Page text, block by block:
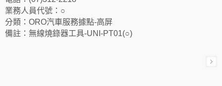
業務人員代號：○
分類：ORO汽車服務據點-高屏
備註：無線燒錄器工具-UNI-PT01(○)